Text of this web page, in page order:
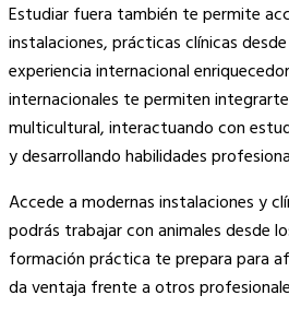
Estudiar fuera también te permite
instalaciones, prácticas clínicas
experiencia internacional
internacionales te permiten
multicultural, interactuando con
y desarrollando habilidades
Accede a modernas instalaciones y
podrás trabajar con animales desde
formación práctica te prepara para
da ventaja frente a otros